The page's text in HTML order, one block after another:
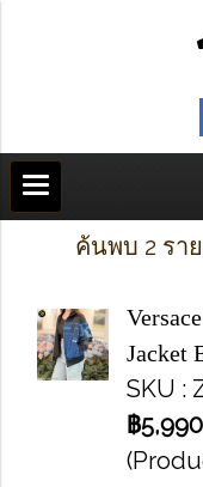
ค้นพบ 2 รา
Jacket
SKU :
฿5,990